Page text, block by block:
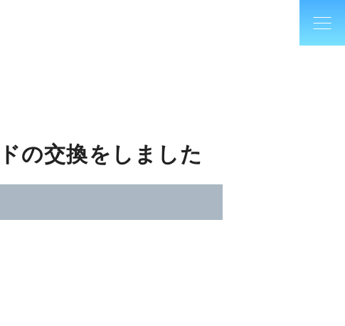
の交換をしました